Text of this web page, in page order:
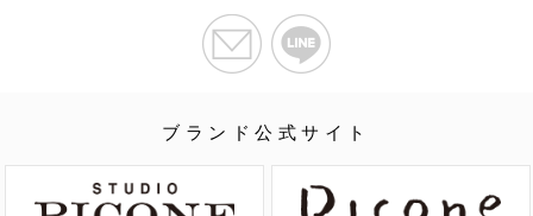
ブランド公式サイト